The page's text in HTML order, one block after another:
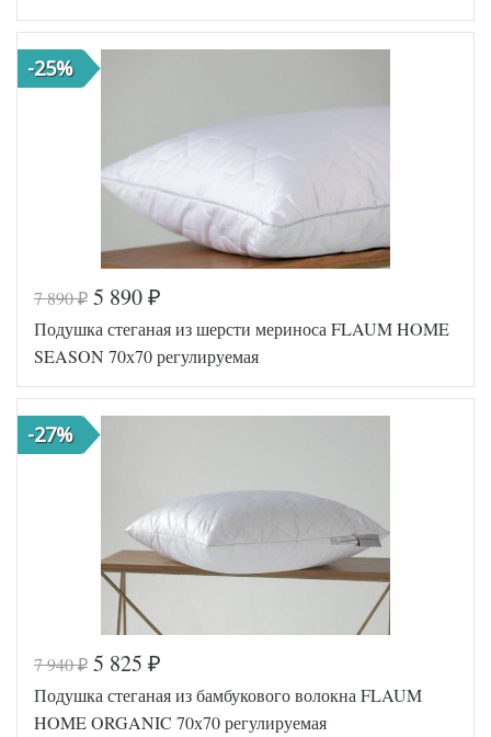
Код товара
Артикул
HN-07700
Плотность
Регулируемая
подушки
70х70
Наполнитель
Полиэфирное
Ткань
(Россия)
-25%
Код товара
Артикул
HS-03700
Плотность
Регулируемая
7 890₽ 5 890 ₽
Подушка стеганая из шерсти мериноса FLAUM HOME
SEASON 70х70 регулируемая
-27%
7 940₽ 5 825 ₽
Подушка стеганая из бамбукового волокна FLAUM
HOME ORGANIC 70х70 регулируемая